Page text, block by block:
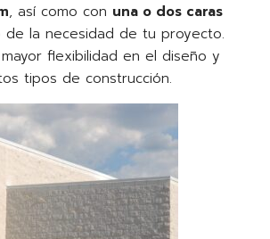
, así como con una o dos caras
de la necesidad de tu proyecto.
flexibilidad en el diseño y
tipos de construcción.